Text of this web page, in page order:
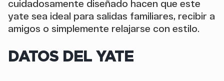
cuidadosamente diseñado hacen que este
yate sea ideal para salidas familiares, recibir a
amigos o simplemente relajarse con estilo.
DATOS DEL YATE